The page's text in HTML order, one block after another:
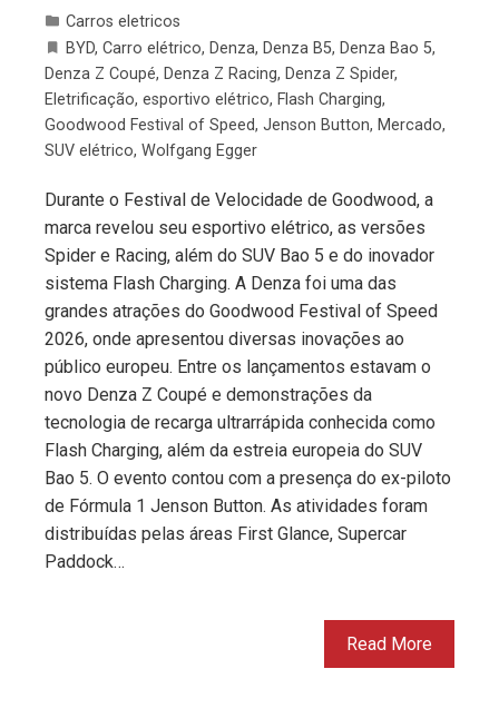
Carros eletricos
BYD, Carro elétrico, Denza, Denza B5, Denza Bao 5,
Denza Z Coupé, Denza Z Racing, Denza Z Spider,
Eletrificação, esportivo elétrico, Flash Charging,
Goodwood Festival of Speed, Jenson Button, Mercado,
SUV elétrico, Wolfgang Egger
Durante o Festival de Velocidade de Goodwood, a
marca revelou seu esportivo elétrico, as versões
Spider e Racing, além do SUV Bao 5 e do inovador
sistema Flash Charging. A Denza foi uma das
grandes atrações do Goodwood Festival of Speed
2026, onde apresentou diversas inovações ao
público europeu. Entre os lançamentos estavam o
novo Denza Z Coupé e demonstrações da
tecnologia de recarga ultrarrápida conhecida como
Flash Charging, além da estreia europeia do SUV
Bao 5. O evento contou com a presença do ex-piloto
de Fórmula 1 Jenson Button. As atividades foram
distribuídas pelas áreas First Glance, Supercar
Paddock…
Read More